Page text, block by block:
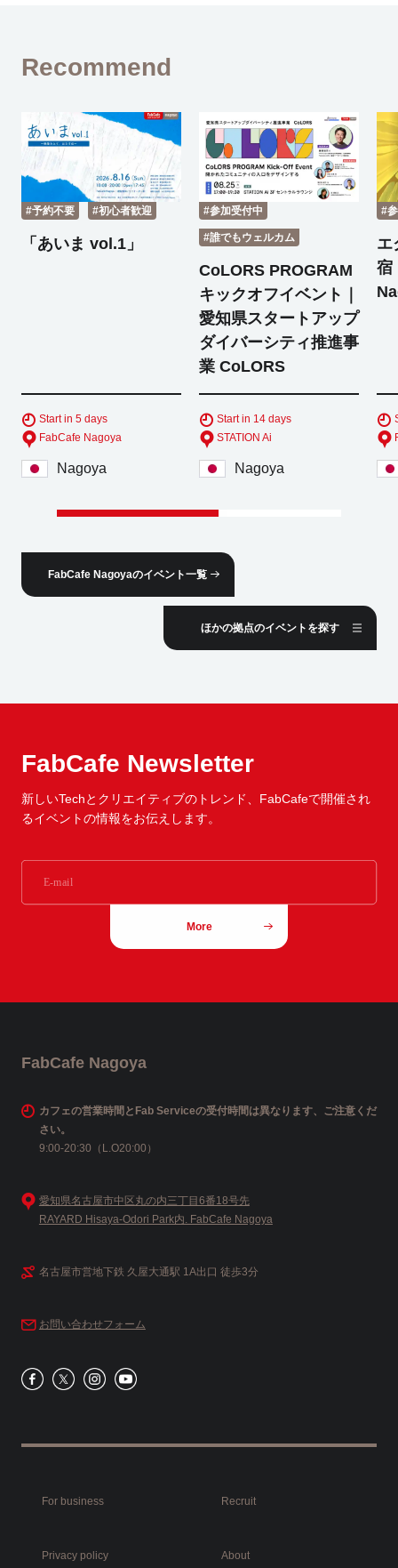
Recommend
#予約不要 #初心者歓迎
「あいま vol.1」
Start in 5 days
FabCafe Nagoya
Nagoya
#参加受付中
#誰でもウェルカム
CoLORS PROGRAM
キックオフイベント｜
愛知県スタートアップ
ダイバーシティ推進事
業 CoLORS
Start in 14 days
STATION Ai
Nagoya
#
エ
宿
FabCafe Nagoyaのイベント一覧
ほかの拠点のイベントを探す
FabCafe Newsletter
新しいTechとクリエイティブのトレンド、 FabCafeで開催され
るイベントの情報をお伝えします。
More
FabCafe Nagoya
カフェの営業時間とFab Serviceの受付時間は異なります、ご注意くだ
さい。
9:00-20:30（L.O20:00）
愛知県名古屋市中区丸の内三丁目6番18号先
RAYARD Hisaya-Odori Park内. FabCafe Nagoya
名古屋市営地下鉄 久屋大通駅 1A出口 徒歩3分
お問い合わせフォーム
For business Recruit
Privacy policy About